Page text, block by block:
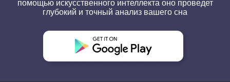
помощью искусственного интеллекта оно проведет
глубокий и точный анализ вашего сна